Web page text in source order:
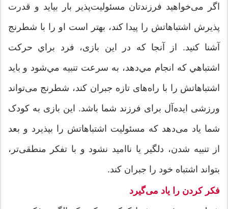
اگر می‌خواهید فرزندتان مسئولیت‌پذیر بار بیاید و قدرت
پذیرش اشتباهاتش را پیدا کند، بهتر است او را با شطرنج
آشنا کنید. از آنجا که در این بازی، فرد براي حرکت
اشتباهي که انجام مي‌دهد، به سرعت تنبيه مي‌شود و باید
اشتباهاتش را با راه‌های تازه جبران کند، شطرنج می‌تواند
ورزشی ایده‌آل برای فرزند شما باشد. این بازی به کودک
شما یاد می‌دهد که مسئولیت اشتباهاتش را بپذیرد و بعد
از تنبیه شدن، دلگیر یا ناامید نشود و با تفکر منطقی‌تر،
بتواند اشتباه خود را جبران کند.
فکر کردن را یاد می‌گیرد